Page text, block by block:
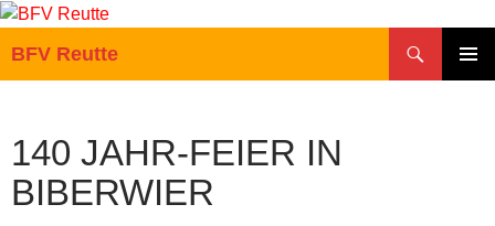
Zum
springen
BFV Reutte
140 JAHR-FEIER IN
BIBERWIER